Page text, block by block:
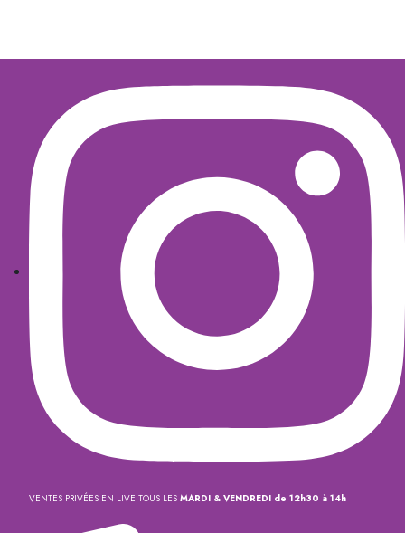
VENTES PRIVÉES EN LIVE TOUS LES MARDI & VENDREDI de 12h30 à 14h